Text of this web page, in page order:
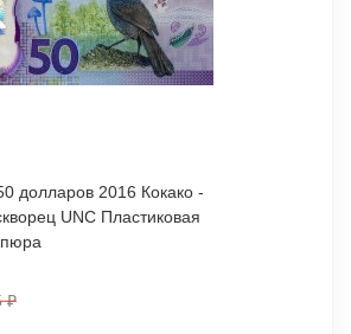
долларов 2016 Кокако -
₽